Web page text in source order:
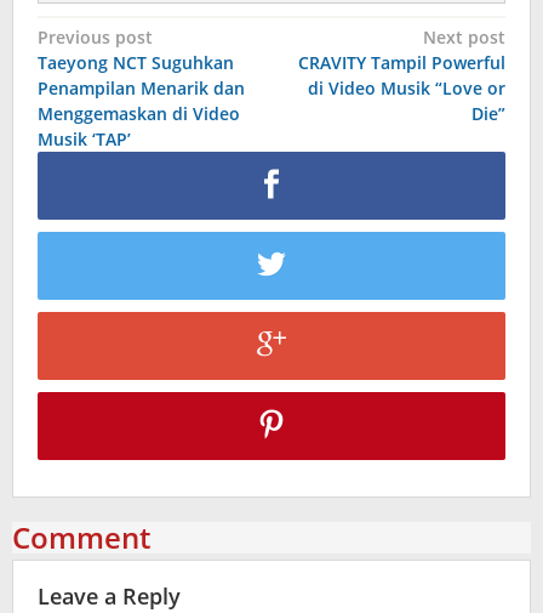
Post
navigation
Previous post
Taeyong NCT Suguhkan
Penampilan Menarik dan
Menggemaskan di Video
Musik ‘TAP’
Next post
CRAVITY Tampil Powerful
di Video Musik “Love or
Die”
Comment
Leave a Reply